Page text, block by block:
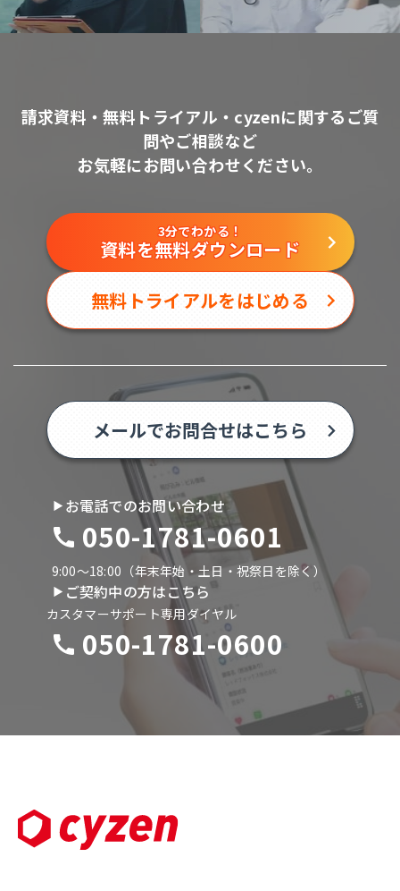
請求資料・無料トライアル・cyzenに関するご質
問やご相談など
お気軽にお問い合わせください。
3分でわかる！
資料を無料ダウンロード
無料トライアルをはじめる
メールでお問合せはこちら
お電話でのお問い合わせ
050-1781-0601
9:00〜18:00（年末年始・土日・祝祭日を除く）
ご契約中の方はこちら
カスタマーサポート専用ダイヤル
050-1781-0600